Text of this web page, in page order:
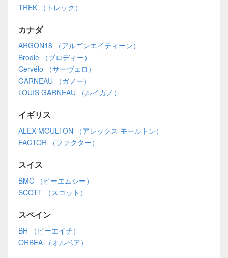
TREK （トレック）
カナダ
ARGON18 （アルゴンエイティーン）
Brodie （ブロディー）
Cervélo （サーヴェロ）
GARNEAU （ガノー）
LOUIS GARNEAU （ルイガノ）
イギリス
ALEX MOULTON （アレックス モールトン）
FACTOR （ファクター）
スイス
BMC （ビーエムシー）
SCOTT （スコット）
スペイン
BH （ビーエイチ）
ORBEA （オルベア）